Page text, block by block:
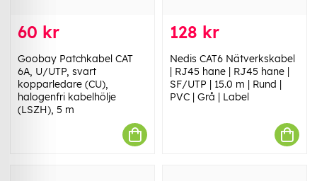
60 kr
Goobay Patchkabel CAT
6A, U/UTP, svart
kopparledare (CU),
halogenfri kabelhölje
(LSZH), 5 m
128 kr
Nedis CAT6 Nätverkskabel
| RJ45 hane | RJ45 hane |
SF/UTP | 15.0 m | Rund |
PVC | Grå | Label